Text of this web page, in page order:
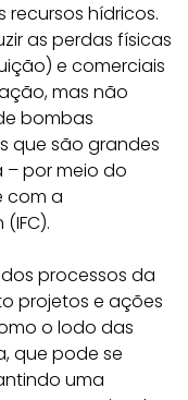
hídricos.
as perdas físicas
e comerciais
mas não
bombas
que são grandes
– por meio do
com a
processos da
projetos e ações
o lodo das
que pode se
uma